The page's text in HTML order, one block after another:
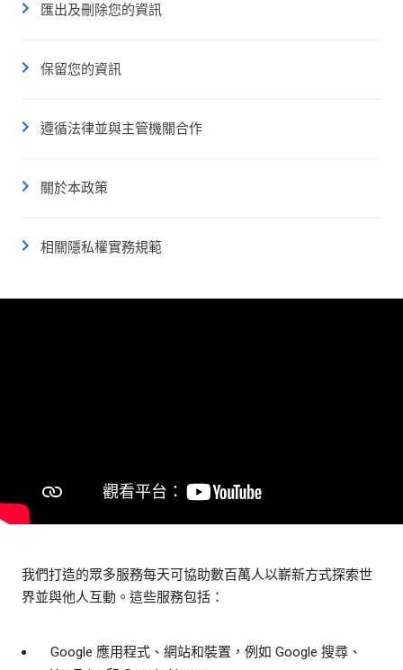
匯出及刪除您的資訊
保留您的資訊
遵循法律並與主管機關合作
關於本政策
相關隱私權實務規範
我們打造的眾多服務每天可協助數百萬人以嶄新方式探索世
界並與他人互動。這些服務包括：
Google 應用程式、網站和裝置，例如 Google 搜尋、